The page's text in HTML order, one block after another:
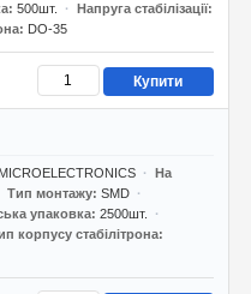
500шт.
Напруга стабілізації
DO-35
Купити
На
Тип монтажу SMD
упаковка 2500шт.
корпусу стабілітрона